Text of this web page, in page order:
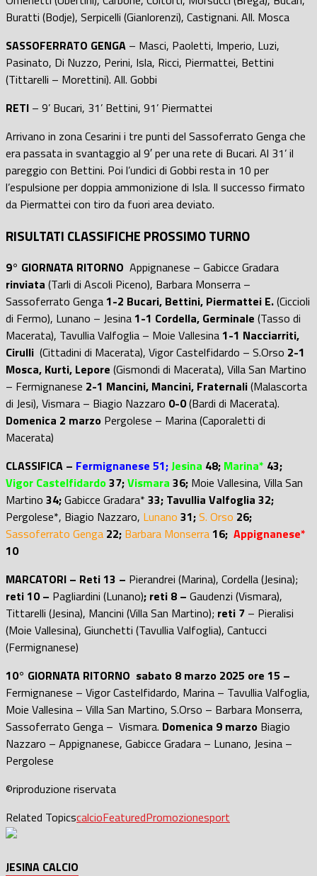
Buratti (Bodje), Serpicelli (Gianlorenzi), Castignani. All. Mosca
SASSOFERRATO GENGA – Masci, Paoletti, Imperio, Luzi,
Pasinato, Di Nuzzo, Perini, Isla, Ricci, Piermattei, Bettini
(Tittarelli – Morettini). All. Gobbi
RETI – 9’ Bucari, 31’ Bettini, 91’ Piermattei
Arrivano in zona Cesarini i tre punti del Sassoferrato Genga che
era passata in svantaggio al 9′ per una rete di Bucari. Al 31’ il
pareggio con Bettini. Poi l’undici di Gobbi resta in 10 per
l’espulsione per doppia ammonizione di Isla. Il successo firmato
da Piermattei con tiro da fuori area deviato.
RISULTATI CLASSIFICHE PROSSIMO TURNO
9° GIORNATA RITORNO Appignanese – Gabicce Gradara
rinviata (Tarli di Ascoli Piceno), Barbara Monserra –
Sassoferrato Genga1-2 Bucari, Bettini, Piermattei E.(Ciccioli
di Fermo), Lunano – Jesina1-1 Cordella, Germinale (Tasso di
Macerata), Tavullia Valfoglia – Moie Vallesina1-1 Nacciarriti,
Cirulli (Cittadini di Macerata), Vigor Castelfidardo – S.Orso 2-1
Mosca, Kurti, Lepore (Gismondi di Macerata), Villa San Martino
– Fermignanese 2-1 Mancini, Mancini, Fraternali(Malascorta
di Jesi), Vismara – Biagio Nazzaro 0-0(Bardi di Macerata).
Domenica 2 marzo Pergolese – Marina (Caporaletti di
Macerata)
CLASSIFICA – Fermignanese 51;Jesina 48; Marina* 43;
Vigor Castelfidardo37;Vismara 36; Moie Vallesina, Villa San
Martino 34;Gabicce Gradara* 33; Tavullia Valfoglia 32;
Pergolese*, Biagio Nazzaro, Lunano 31;S. Orso 26;
Sassoferrato Genga 22; Barbara Monserra16; Appignanese*
10
MARCATORI – Reti 13 – Pierandrei (Marina), Cordella (Jesina);
reti 10 – Pagliardini (Lunano); reti 8 – Gaudenzi (Vismara),
Tittarelli (Jesina), Mancini (Villa San Martino); reti 7 – Pieralisi
(Moie Vallesina), Giunchetti (Tavullia Valfoglia), Cantucci
(Fermignanese)
10° GIORNATA RITORNO sabato 8 marzo 2025 ore 15 –
Fermignanese – Vigor Castelfidardo, Marina – Tavullia Valfoglia,
Moie Vallesina – Villa San Martino, S.Orso – Barbara Monserra,
Sassoferrato Genga – Vismara. Domenica 9 marzo Biagio
Nazzaro – Appignanese, Gabicce Gradara – Lunano, Jesina –
Pergolese
©riproduzione riservata
Related TopicscalcioFeaturedPromozionesport
JESINA CALCIO